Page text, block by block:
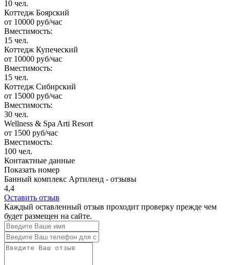
10 чел.
Коттедж Боярский
от 10000 руб/час
Вместимость:
15 чел.
Коттедж Купеческий
от 10000 руб/час
Вместимость:
15 чел.
Коттедж Сибирский
от 15000 руб/час
Вместимость:
30 чел.
Wellness & Spa Arti Resort
от 1500 руб/час
Вместимость:
100 чел.
Контактные данные
Показать номер
Банный комплекс Артиленд - отзывы
4,4
Оставить отзыв
Каждый оставленный отзыв проходит проверку прежде чем
будет размещен на сайте.